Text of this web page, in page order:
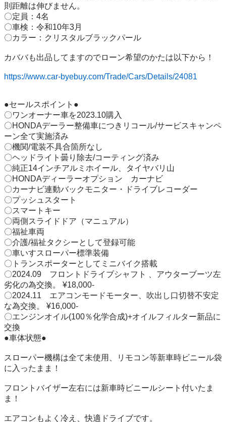
則距離は伸びません。
〇定員：4名
〇車検：令和10年3月
〇カラー：クリスタルブラックパール
カババも出品してますのでローン希望のかたは以下から！
https://www.car-byebuy.com/Trade/Cars/Details/24081
●セールスポイント●
〇ワンオーナー車を2023.10購入
〇HONDAデーラー整備車につきリコール/サービスキャンペ
ーン全て実施済み
〇機関/電装不具合箇所なし
〇ヘッドライト曇り除去/コーティング済み
〇純正14インチアルミホイール、タイヤバリ山
〇HONDAディーラーオプション　カーナビ
〇カーナビ連動バックモニター・ドライブレコーダー
〇プッシュスタート
〇スマートキー
〇両側スライドドア（マニュアル）
〇福祉車両
〇介護/福祉タクシーとして登録可能
〇車いすスローパー標準装備
〇トランスポーターとしてミニバイク搭載
〇2024.09　フロントドライブシャフト 、アウターブーツ左
劣化の為交換。 ¥18,000-
〇2024.11　エアコンモードモーター、吹出し口切替不安定
な為交換。 ¥16,000-
〇エンジンオイル(100％化学合成)+オイルフィルター新品に
交換
●車体状態●
スローパー機構は全て未使用、リモコン等新車時ビニール袋
に入ったまま！
フロントバイザー左右には新車時ビニールシート付いたま
ま！
エアコンもよく冷え、快適ドライブです。